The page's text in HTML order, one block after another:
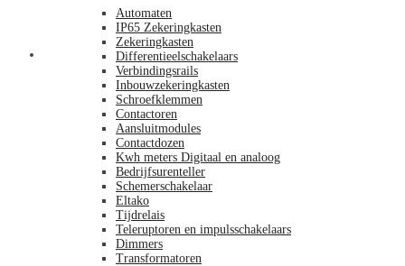
Automaten
IP65 Zekeringkasten
Zekeringkasten
Differentieelschakelaars
Verbindingsrails
Inbouwzekeringkasten
Schroefklemmen
Contactoren
Aansluitmodules
Contactdozen
Kwh meters Digitaal en analoog
Bedrijfsurenteller
Schemerschakelaar
Eltako
Tijdrelais
Teleruptoren en impulsschakelaars
Dimmers
Transformatoren